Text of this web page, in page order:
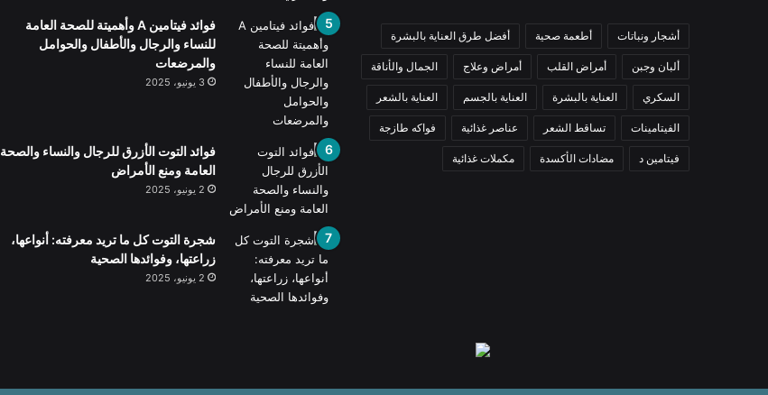
أشجار ونباتات أطعمة صحية أفضل طرق العناية بالبشرة
ألبان وجبن أمراض القلب أمراض وعلاج الجمال والأناقة
السكري العناية بالبشرة العناية بالجسم العناية بالشعر
الفيتامينات تساقط الشعر عناصر غذائية فواكه طازجة
فيتامين د مضادات الأكسدة مكملات غذائية
فوائد فيتامين A وأهميتة للصحة العامة
للنساء والرجال والأطفال والحوامل
والمرضعات
3 يونيو، 2025
فوائد التوت الأزرق للرجال والنساء والصحة
العامة ومنع الأمراض
2 يونيو، 2025
شجرة التوت كل ما تريد معرفته: أنواعها،
زراعتها، وفوائدها الصحية
2 يونيو، 2025